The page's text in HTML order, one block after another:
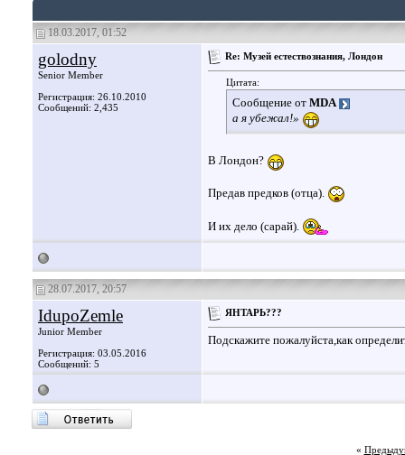
18.03.2017, 01:52
golodny
Senior Member
Регистрация: 26.10.2010
Сообщений: 2,435
Re: Музей естествознания, Лондон
Цитата:
Сообщение от MDA
а я убежал!»
В Лондон?
Предав предков (отца).
И их дело (сарай).
28.07.2017, 20:57
IdupoZemle
Junior Member
Регистрация: 03.05.2016
Сообщений: 5
ЯНТАРЬ???
Подскажите пожалуйста,как
«